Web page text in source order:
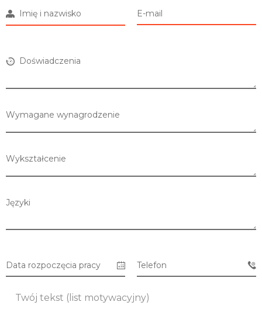
Imię i nazwisko E-mail
Doświadczenia
Wymagane wynagrodzenie
Wykształcenie
Języki
Data rozpoczęcia pracy Telefon